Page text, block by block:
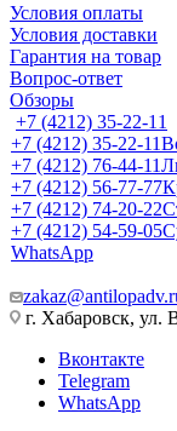
Условия оплаты
Условия доставки
Гарантия на товар
Вопрос-ответ
Обзоры
+7 (4212) 35-22-11
+7 (4212) 35-22-11
+7 (4212) 76-44-11
+7 (4212) 56-77-77
+7 (4212) 74-20-22
+7 (4212) 54-59-05
WhatsApp
г. Хабаровск, ул.
Вконтакте
Telegram
WhatsApp